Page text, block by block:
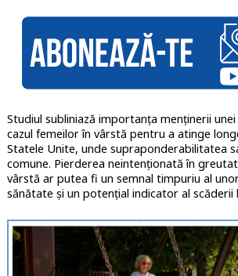
Studiul subliniază importanța menținerii
cazul femeilor în vârstă pentru a atinge
Statele Unite, unde supraponderabilitatea
comune. Pierderea neintenționată în
vârstă ar putea fi un semnal timpuriu al
sănătate și un potențial indicator al scăderii